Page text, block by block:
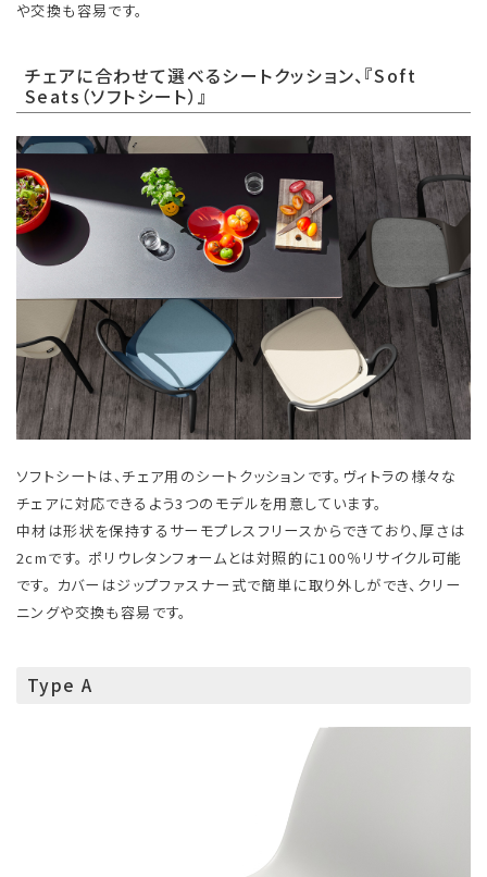
や交換も容易です。
チェアに合わせて選べるシートクッション、『Soft
Seats（ソフトシート）』
ソフトシートは、チェア用のシートクッションです。ヴィトラの様々な
チェアに対応できるよう3つのモデルを用意しています。
中材は形状を保持するサーモプレスフリースからできており、厚さは
2cmです。 ポリウレタンフォームとは対照的に100％リサイクル可能
です。 カバーはジップファスナー式で簡単に取り外しができ、クリー
ニングや交換も容易です。
Type A